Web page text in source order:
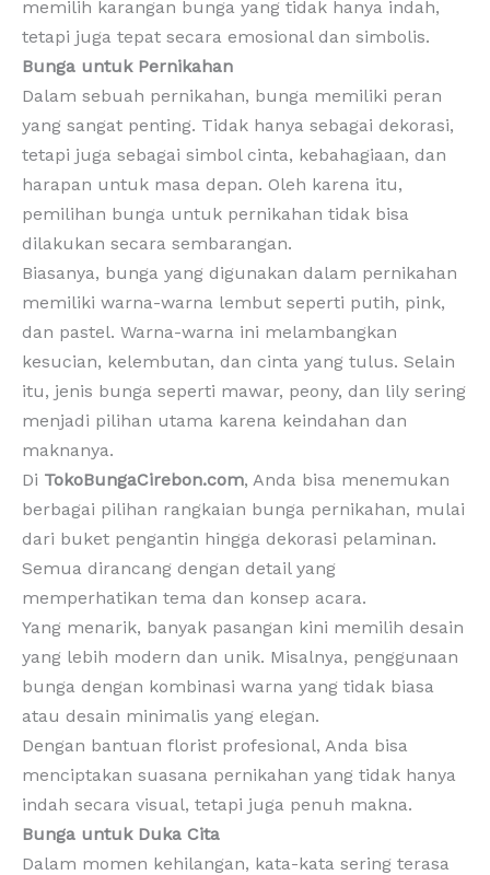
memilih karangan bunga yang tidak hanya indah,
tetapi juga tepat secara emosional dan simbolis.
Bunga untuk Pernikahan
Dalam sebuah pernikahan, bunga memiliki peran
yang sangat penting. Tidak hanya sebagai dekorasi,
tetapi juga sebagai simbol cinta, kebahagiaan, dan
harapan untuk masa depan. Oleh karena itu,
pemilihan bunga untuk pernikahan tidak bisa
dilakukan secara sembarangan.
Biasanya, bunga yang digunakan dalam pernikahan
memiliki warna-warna lembut seperti putih, pink,
dan pastel. Warna-warna ini melambangkan
kesucian, kelembutan, dan cinta yang tulus. Selain
itu, jenis bunga seperti mawar, peony, dan lily sering
menjadi pilihan utama karena keindahan dan
maknanya.
Di TokoBungaCirebon.com, Anda bisa menemukan
berbagai pilihan rangkaian bunga pernikahan, mulai
dari buket pengantin hingga dekorasi pelaminan.
Semua dirancang dengan detail yang
memperhatikan tema dan konsep acara.
Yang menarik, banyak pasangan kini memilih desain
yang lebih modern dan unik. Misalnya, penggunaan
bunga dengan kombinasi warna yang tidak biasa
atau desain minimalis yang elegan.
Dengan bantuan florist profesional, Anda bisa
menciptakan suasana pernikahan yang tidak hanya
indah secara visual, tetapi juga penuh makna.
Bunga untuk Duka Cita
Dalam momen kehilangan, kata-kata sering terasa